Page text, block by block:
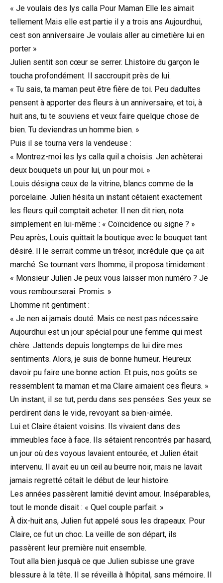
« Je voulais des lys calla Pour Maman Elle les aimait
tellement Mais elle est partie il y a trois ans Aujourdhui,
cest son anniversaire Je voulais aller au cimetière lui en
porter »
Julien sentit son cœur se serrer. Lhistoire du garçon le
toucha profondément. Il saccroupit près de lui.
« Tu sais, ta maman peut être fière de toi. Peu dadultes
pensent à apporter des fleurs à un anniversaire, et toi, à
huit ans, tu te souviens et veux faire quelque chose de
bien. Tu deviendras un homme bien. »
Puis il se tourna vers la vendeuse :
« Montrez-moi les lys calla quil a choisis. Jen achèterai
deux bouquets un pour lui, un pour moi. »
Louis désigna ceux de la vitrine, blancs comme de la
porcelaine. Julien hésita un instant cétaient exactement
les fleurs quil comptait acheter. Il nen dit rien, nota
simplement en lui-même : « Coïncidence ou signe ? »
Peu après, Louis quittait la boutique avec le bouquet tant
désiré. Il le serrait comme un trésor, incrédule que ça ait
marché. Se tournant vers lhomme, il proposa timidement :
« Monsieur Julien Je peux vous laisser mon numéro ? Je
vous rembourserai. Promis. »
Lhomme rit gentiment :
« Je nen ai jamais douté. Mais ce nest pas nécessaire.
Aujourdhui est un jour spécial pour une femme qui mest
chère. Jattends depuis longtemps de lui dire mes
sentiments. Alors, je suis de bonne humeur. Heureux
davoir pu faire une bonne action. Et puis, nos goûts se
ressemblent ta maman et ma Claire aimaient ces fleurs. »
Un instant, il se tut, perdu dans ses pensées. Ses yeux se
perdirent dans le vide, revoyant sa bien-aimée.
Lui et Claire étaient voisins. Ils vivaient dans des
immeubles face à face. Ils sétaient rencontrés par hasard,
un jour où des voyous lavaient entourée, et Julien était
intervenu. Il avait eu un œil au beurre noir, mais ne lavait
jamais regretté cétait le début de leur histoire.
Les années passèrent lamitié devint amour. Inséparables,
tout le monde disait : « Quel couple parfait. »
À dix-huit ans, Julien fut appelé sous les drapeaux. Pour
Claire, ce fut un choc. La veille de son départ, ils
passèrent leur première nuit ensemble.
Tout alla bien jusquà ce que Julien subisse une grave
blessure à la tête. Il se réveilla à lhôpital, sans mémoire. Il